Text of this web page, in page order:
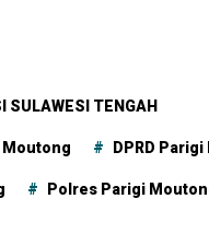
SULAWESI TENGAH
Moutong DPRD
Polres Parigi